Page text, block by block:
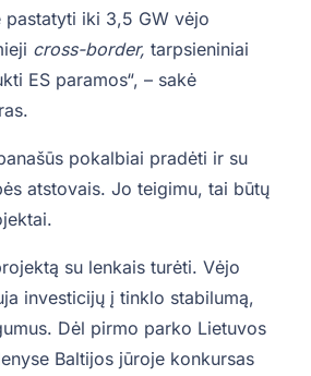
pastatyti iki 3,5 GW vėjo
cross-border, tarpsieniniai
ES paramos“, – sakė
pokalbiai pradėti ir su
atstovais. Jo teigimu, tai būtų
su lenkais turėti. Vėjo
investicijų į tinklo stabilumą,
Dėl pirmo parko Lietuvos
Baltijos jūroje konkursas